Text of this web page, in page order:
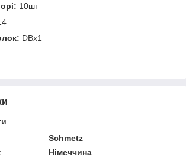
10шт
DBх1
Schmetz
Німеччина